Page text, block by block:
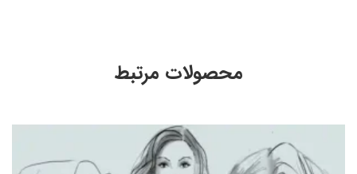
محصولات مرتبط